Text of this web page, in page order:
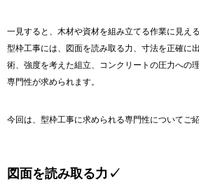
一見すると、木材や資材を組み立てる作業に見え
型枠工事には、図面を読み取る力、寸法を正確に
術、強度を考えた組立、コンクリートの圧力への
専門性が求められます。
今回は、型枠工事に求められる専門性についてご紹
図面を読み取る力✓